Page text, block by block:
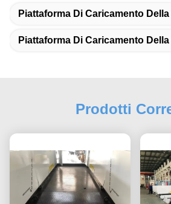
Piattaforma Di Caricamento Della
Piattaforma Di Caricamento
Prodotti